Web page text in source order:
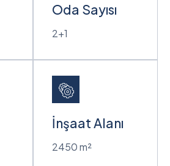
Oda Sayısı
2+1
İnşaat Alanı
2450 m²